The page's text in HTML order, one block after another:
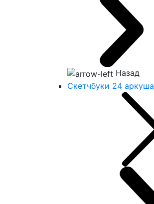
Назад
Скетчбуки 24 аркуша